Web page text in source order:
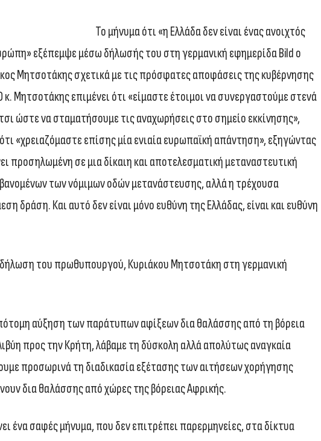
Το μήνυμα ότι «η Ελλάδα δεν είναι ένας ανοιχτός
εξέπεμψε μέσω δήλωσής του στη γερμανική εφημερίδα Bild ο
Μητσοτάκης σχετικά με τις πρόσφατες αποφάσεις της κυβέρνησης
Μητσοτάκης επιμένει ότι «είμαστε έτοιμοι να συνεργαστούμε στενά
ώστε να σταματήσουμε τις αναχωρήσεις στο σημείο εκκίνησης»,
«χρειαζόμαστε επίσης μία ενιαία ευρωπαϊκή απάντηση», εξηγώντας
προσηλωμένη σε μια δίκαιη και αποτελεσματική μεταναστευτική
των νόμιμων οδών μετανάστευσης, αλλά η τρέχουσα
δράση. Και αυτό δεν είναι μόνο ευθύνη της Ελλάδας, είναι και ευθύνη
του πρωθυπουργού, Κυριάκου Μητσοτάκη στη γερμανική
αύξηση των παράτυπων αφίξεων δια θαλάσσης από τη βόρεια
προς την Κρήτη, λάβαμε τη δύσκολη αλλά απολύτως αναγκαία
προσωρινά τη διαδικασία εξέτασης των αιτήσεων χορήγησης
δια θαλάσσης από χώρες της βόρειας Αφρικής.
ένα σαφές μήνυμα, που δεν επιτρέπει παρερμηνείες, στα δίκτυα